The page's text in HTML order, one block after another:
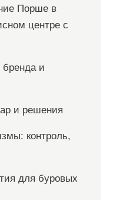
Порше в
центре с
бренда и
и решения
контроль,
для буровых